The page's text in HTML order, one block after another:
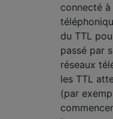
connecté
du TTL
passé par
réseaux
les TTL
(par